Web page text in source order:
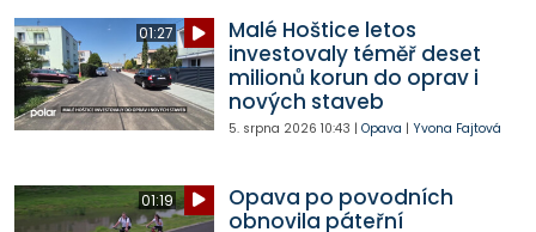
01:27
Malé Hoštice letos
investovaly téměř deset
milionů korun do oprav i
nových staveb
5. srpna 2026 10:43 | Opava | Yvona Fajtová
01:19
Opava po povodních
obnovila páteřní